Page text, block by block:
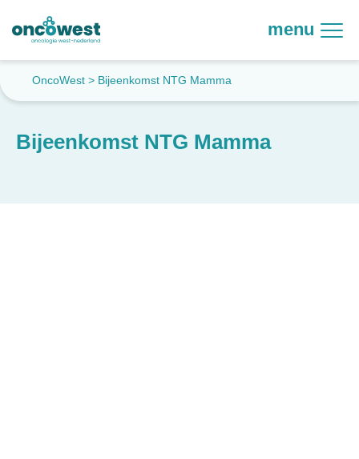
menu
OncoWest > Bijeenkomst NTG Mamma
Bijeenkomst NTG Mamma